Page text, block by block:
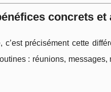
concrets et
précisément cette
: réunions, messages,